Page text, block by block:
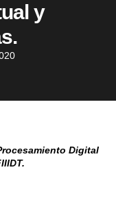
y
Digital